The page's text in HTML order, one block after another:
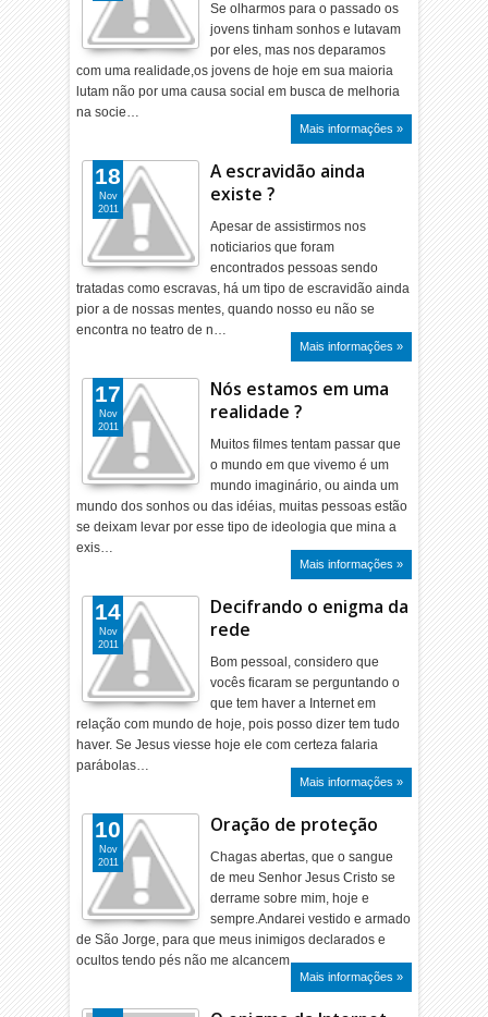
Se olharmos para o passado os
jovens tinham sonhos e lutavam
por eles, mas nos deparamos
com uma realidade,os jovens de hoje em sua maioria
lutam não por uma causa social em busca de melhoria
na socie…
Mais informações »
A escravidão ainda
existe ?
Apesar de assistirmos nos
noticiarios que foram
encontrados pessoas sendo
tratadas como escravas, há um tipo de escravidão ainda
pior a de nossas mentes, quando nosso eu não se
encontra no teatro de n…
Mais informações »
18
Nov
2011
Nós estamos em uma
realidade ?
Muitos filmes tentam passar que
o mundo em que vivemo é um
mundo imaginário, ou ainda um
mundo dos sonhos ou das idéias, muitas pessoas estão
se deixam levar por esse tipo de ideologia que mina a
exis…
Mais informações »
17
Nov
2011
Decifrando o enigma da
rede
Bom pessoal, considero que
vocês ficaram se perguntando o
que tem haver a Internet em
relação com mundo de hoje, pois posso dizer tem tudo
haver. Se Jesus viesse hoje ele com certeza falaria
parábolas…
Mais informações »
14
Nov
2011
Oração de proteção
Chagas abertas, que o sangue
de meu Senhor Jesus Cristo se
derrame sobre mim, hoje e
sempre.Andarei vestido e armado
de São Jorge, para que meus inimigos declarados e
ocultos tendo pés não me alcancem…
Mais informações »
10
Nov
2011